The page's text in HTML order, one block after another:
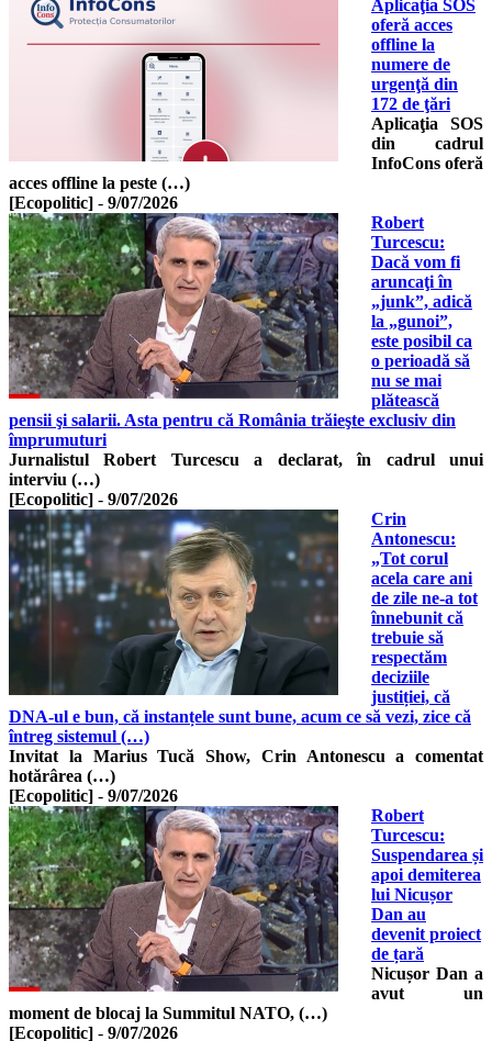
Aplicaţia SOS
oferă acces
offline la
numere de
urgenţă din
172 de ţări
Aplicaţia SOS
din cadrul
InfoCons oferă
acces offline la peste (…)
[Ecopolitic] - 9/07/2026
Robert
Turcescu:
Dacă vom fi
aruncaţi în
„junk”, adică
la „gunoi”,
este posibil ca
o perioadă să
nu se mai
plătească
pensii şi salarii. Asta pentru că România trăieşte exclusiv din
împrumuturi
Jurnalistul Robert Turcescu a declarat, în cadrul unui
interviu (…)
[Ecopolitic] - 9/07/2026
Crin
Antonescu:
„Tot corul
acela care ani
de zile ne-a tot
înnebunit că
trebuie să
respectăm
deciziile
justiției, că
DNA-ul e bun, că instanțele sunt bune, acum ce să vezi, zice că
întreg sistemul (…)
Invitat la Marius Tucă Show, Crin Antonescu a comentat
hotărârea (…)
[Ecopolitic] - 9/07/2026
Robert
Turcescu:
Suspendarea și
apoi demiterea
lui Nicușor
Dan au
devenit proiect
de țară
Nicușor Dan a
avut un
moment de blocaj la Summitul NATO, (…)
[Ecopolitic] - 9/07/2026